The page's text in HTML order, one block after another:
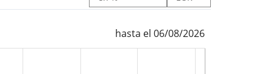
hasta el 06/08/2026